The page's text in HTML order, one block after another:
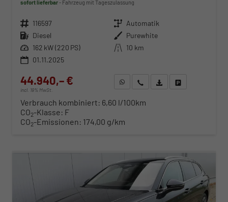
sofort lieferbar Fahrzeug mit Tageszulassung
Fahrzeugnr. 116597 Getriebe Automatik
Kraftstoff Diesel Außenfarbe Purewhite
Leistung 162 kW (220 PS) Kilometerstand 10 km
01.11.2025
44.940,– €
incl. 19% MwSt.
WhatsApp anfragen
Wir rufen Sie anFahrzeugexposé (PDF)
Verbrauch kombiniert: 6,60 l/100km
CO2-Klasse: F
CO2-Emissionen: 174,00 g/km